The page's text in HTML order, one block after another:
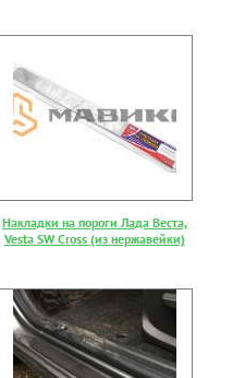
Накладки на пороги Лада Веста,
Vesta SW Cross (из нержавейки)